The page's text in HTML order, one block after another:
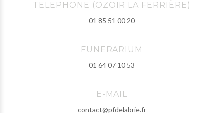
TELEPHONE (OZOIR LA FERRIÈRE)
01 85 51 00 20
FUNERARIUM
01 64 07 10 53
E-MAIL
contact@pfdelabrie.fr